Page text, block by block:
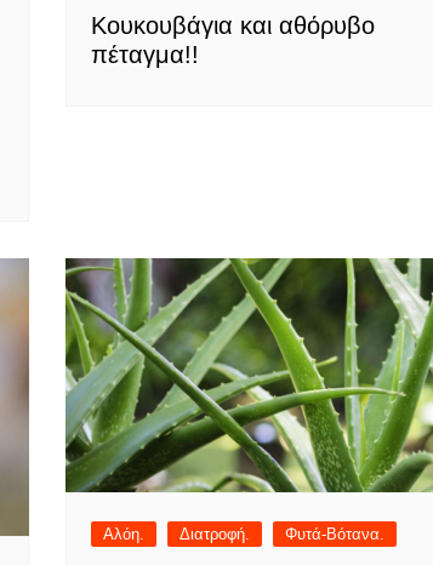
Κουκουβάγια και αθόρυβο
πέταγμα!!
Αλόη. Διατροφή. Φυτά-Βότανα.